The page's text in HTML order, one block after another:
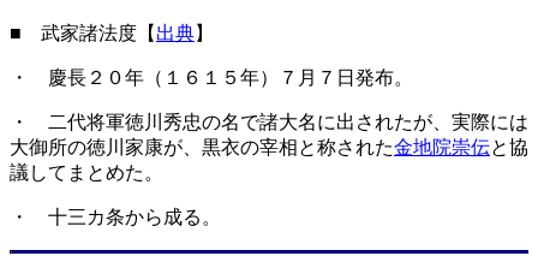
■ 武家諸法度【 出典】
・ 慶長２０年（１６１５年）７月７日発布。
・ 二代将軍徳川秀忠の名で諸大名に出されたが、実際には
大御所の徳川家康が、黒衣の宰相と称された金地院崇伝と協
議してまとめた。
・ 十三カ条から成る。